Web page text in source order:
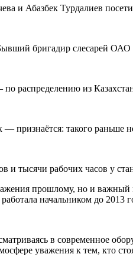
и Абазбек Турдалиев
бригадир слесарей
распределению из
признаётся: такого раньше
и тысячи рабочих часов у
прошлому, но и
начальником до 2013
в современное
уважения к тем, кто